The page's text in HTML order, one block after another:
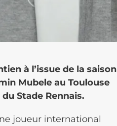
à l’issue de la saison
Mubele au Toulouse
Stade Rennais.
joueur international